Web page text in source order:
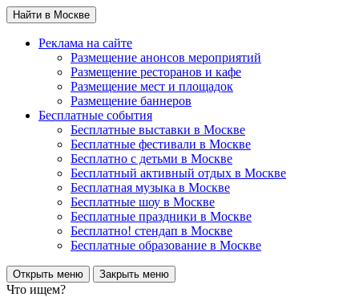
Найти в Москве
Реклама на сайте
Размещение анонсов мероприятий
Размещение ресторанов и кафе
Размещение мест и площадок
Размещение баннеров
Бесплатные события
Бесплатные выставки в Москве
Бесплатные фестивали в Москве
Бесплатно с детьми в Москве
Бесплатный активный отдых в Москве
Бесплатная музыка в Москве
Бесплатные шоу в Москве
Бесплатные праздники в Москве
Бесплатно! стендап в Москве
Бесплатные образование в Москве
Открыть меню Закрыть меню
Что ищем?